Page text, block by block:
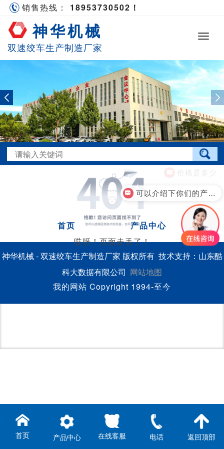
销售热线： 18953730502！
神华机械
双速绞车生产制造厂家
首页
产品中心
哎呀！页面走丢了！
神华机械 - 双速绞车生产制造厂家 版权所有 技术支持：山东酷
科大数据有限公司 网站地图
我的网站 Copyright 1994-至今
首页 产品中心 在线客服 电话 返回顶部